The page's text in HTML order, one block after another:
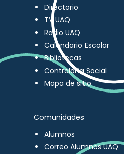
Directorio
TV UAQ
Radio UAQ
Calendario Escolar
Bibliotecas
Contraloría Social
Mapa de sitio
Comunidades
Alumnos
Correo Alumnos UAQ